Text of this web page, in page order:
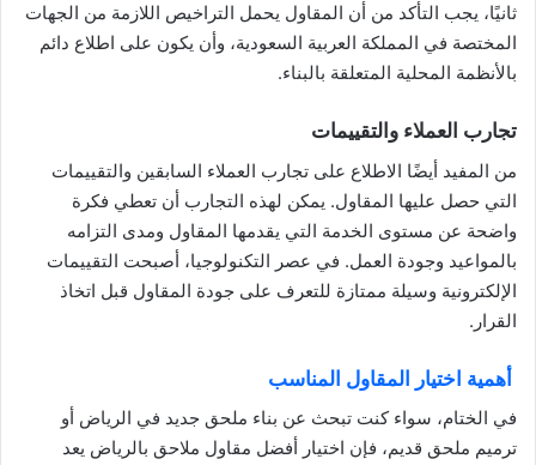
ثانيًا، يجب التأكد من أن المقاول يحمل التراخيص اللازمة من الجهات
المختصة في المملكة العربية السعودية، وأن يكون على اطلاع دائم
بالأنظمة المحلية المتعلقة بالبناء.
تجارب العملاء والتقييمات
من المفيد أيضًا الاطلاع على تجارب العملاء السابقين والتقييمات
التي حصل عليها المقاول. يمكن لهذه التجارب أن تعطي فكرة
واضحة عن مستوى الخدمة التي يقدمها المقاول ومدى التزامه
بالمواعيد وجودة العمل. في عصر التكنولوجيا، أصبحت التقييمات
الإلكترونية وسيلة ممتازة للتعرف على جودة المقاول قبل اتخاذ
القرار.
أهمية اختيار المقاول المناسب
في الختام، سواء كنت تبحث عن بناء ملحق جديد في الرياض أو
ترميم ملحق قديم، فإن اختيار أفضل مقاول ملاحق بالرياض يعد